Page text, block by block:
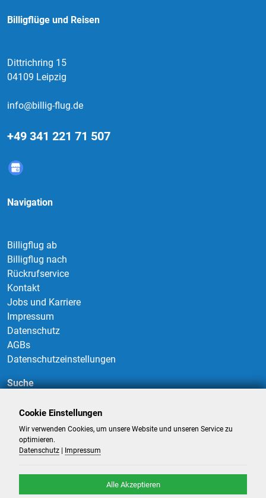
Billigflüge und Reisen
Dittrichring 15
04109 Leipzig
info@billig-flug.de
+49 341 221 71 507
Navigation
Billigflug ab
Billigflug nach
Rückrufservice
Kontakt
Jobs und Karriere
Impressum
Datenschutz
AGBs
Datenschutzeinstellungen
Suche
Suchen
Cookie Einstellungen
Wir verwenden Cookies, um unsere Website und unseren Service zu
optimieren.
Datenschutz
Impressum
Alle Akzeptieren